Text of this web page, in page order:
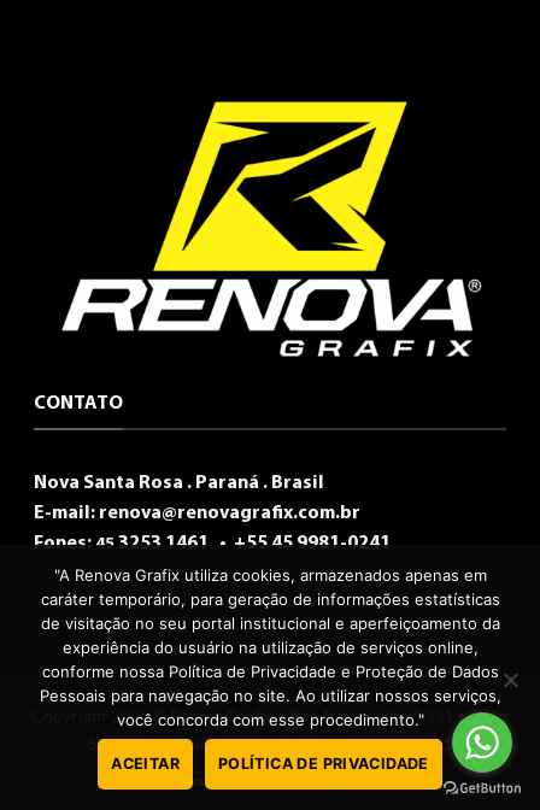
CONTATO
Nova Santa Rosa . Paraná . Brasil
E-mail: renova@renovagrafix.com.br
Fones: 45 3253 1461 • +55 45 9981-0241
Copyright 2026 ©RenovaGrafix• Rua Tuparandi, n° 331 • Nova
Santa Rosa | Paraná | Brasil • Fone 45 3253-1461
"A Renova Grafix utiliza cookies, armazenados apenas em
caráter temporário, para geração de informações estatísticas
de visitação no seu portal institucional e aperfeiçoamento da
experiência do usuário na utilização de serviços online,
conforme nossa Política de Privacidade e Proteção de Dados
Pessoais para navegação no site. Ao utilizar nossos serviços,
você concorda com esse procedimento."
ACEITAR POLÍTICA DE PRIVACIDADE